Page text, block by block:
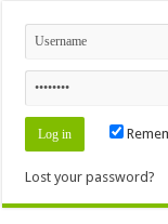
Lost your password?